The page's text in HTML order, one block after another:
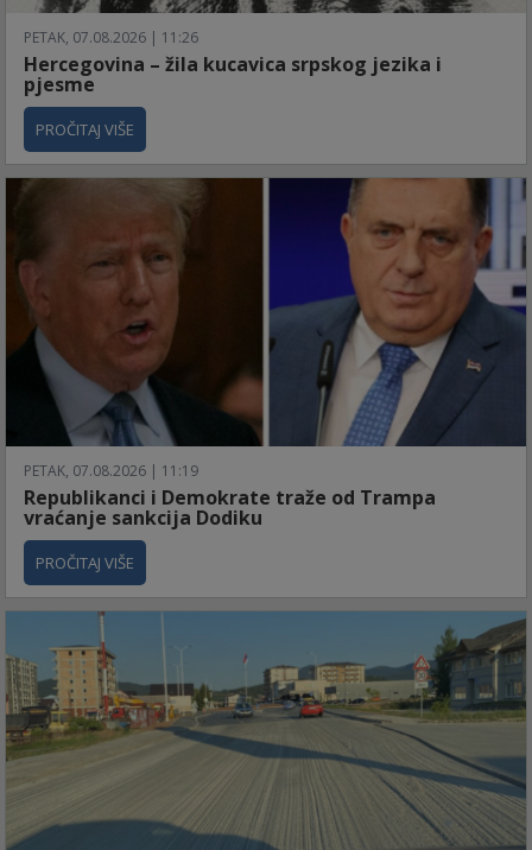
PETAK, 07.08.2026 | 11:26
Hercegovina – žila kucavica srpskog jezika i
pjesme
PROČITAJ VIŠE
PETAK, 07.08.2026 | 11:19
Republikanci i Demokrate traže od Trampa
vraćanje sankcija Dodiku
PROČITAJ VIŠE